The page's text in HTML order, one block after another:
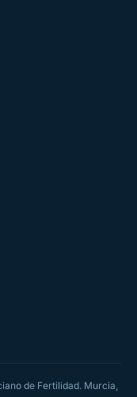
de Fertilidad. Murcia,